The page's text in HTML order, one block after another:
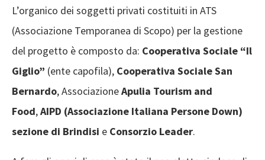
L’organico dei soggetti privati costituiti in ATS
(Associazione Temporanea di Scopo) per la gestione
del progetto è composto da: Cooperativa Sociale “Il
Giglio” (ente capofila), Cooperativa Sociale San
Bernardo, AssociazioneApulia Tourism and
Food,AIPD (Associazione Italiana Persone Down)
sezione di Brindisi e Consorzio Leader.